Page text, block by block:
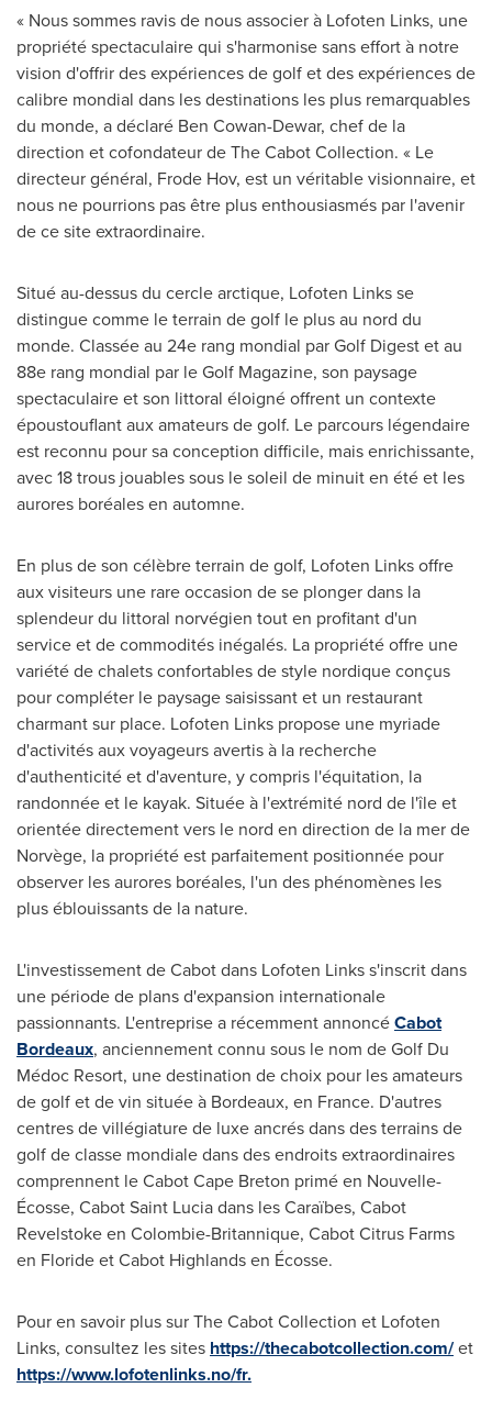
« Nous sommes ravis de nous associer à Lofoten Links, une
propriété spectaculaire qui s'harmonise sans effort à notre
vision d'offrir des expériences de golf et des expériences de
calibre mondial dans les destinations les plus remarquables
du monde, a déclaré Ben Cowan-Dewar, chef de la
direction et cofondateur de The Cabot Collection. « Le
directeur général, Frode Hov, est un véritable visionnaire, et
nous ne pourrions pas être plus enthousiasmés par l'avenir
de ce site extraordinaire.
Situé au-dessus du cercle arctique, Lofoten Links se
distingue comme le terrain de golf le plus au nord du
monde. Classée au 24e rang mondial par Golf Digest et au
88e rang mondial par le Golf Magazine, son paysage
spectaculaire et son littoral éloigné offrent un contexte
époustouflant aux amateurs de golf. Le parcours légendaire
est reconnu pour sa conception difficile, mais enrichissante,
avec 18 trous jouables sous le soleil de minuit en été et les
aurores boréales en automne.
En plus de son célèbre terrain de golf, Lofoten Links offre
aux visiteurs une rare occasion de se plonger dans la
splendeur du littoral norvégien tout en profitant d'un
service et de commodités inégalés. La propriété offre une
variété de chalets confortables de style nordique conçus
pour compléter le paysage saisissant et un restaurant
charmant sur place. Lofoten Links propose une myriade
d'activités aux voyageurs avertis à la recherche
d'authenticité et d'aventure, y compris l'équitation, la
randonnée et le kayak. Située à l'extrémité nord de l'île et
orientée directement vers le nord en direction de la mer de
Norvège, la propriété est parfaitement positionnée pour
observer les aurores boréales, l'un des phénomènes les
plus éblouissants de la nature.
L'investissement de Cabot dans Lofoten Links s'inscrit dans
une période de plans d'expansion internationale
passionnants. L'entreprise a récemment annoncéCabot
Bordeaux, anciennement connu sous le nom de Golf Du
Médoc Resort, une destination de choix pour les amateurs
de golf et de vin située à Bordeaux, en France. D'autres
centres de villégiature de luxe ancrés dans des terrains de
golf de classe mondiale dans des endroits extraordinaires
comprennent le Cabot Cape Breton primé en Nouvelle-
Écosse, Cabot Saint Lucia dans les Caraïbes, Cabot
Revelstoke en Colombie-Britannique, Cabot Citrus Farms
en Floride et Cabot Highlands en Écosse.
Pour en savoir plus sur The Cabot Collection et Lofoten
Links, consultez les sites https://thecabotcollection.com/et
https://www.lofotenlinks.no/fr.